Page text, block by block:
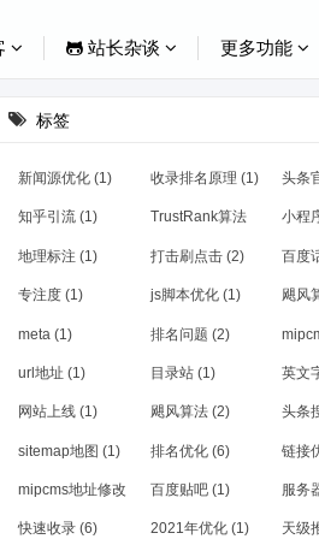
站长杂谈 更多功能
标签
新闻源优化 (1) 收录排名原理 (1) 头条
知乎引流 (1) TrustRank算法
(1)
小程
地理标注 (1) 打击刷点击 (2) 百度
专注度 (1) js脚本优化 (1) 飓风
meta (1) 排名问题 (2)
(1)
url地址 (1) 目录站 (1) 英文
网站上线 (1) 飓风算法 (2) 头条
sitemap地图 (1) 排名优化 (6) 链接
mipcms地址修改
(1)
百度贴吧 (1) 服务
快速收录 (6) 2021年优化 (1) 天级